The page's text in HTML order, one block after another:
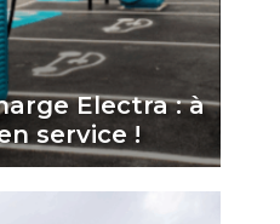
Electra : à
service !